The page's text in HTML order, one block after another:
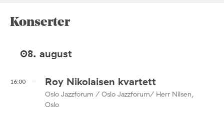
Konserter
08. august
16:00 Roy Nikolaisen kvartett
Oslo Jazzforum / Oslo Jazzforum/ Herr Nilsen,
Oslo